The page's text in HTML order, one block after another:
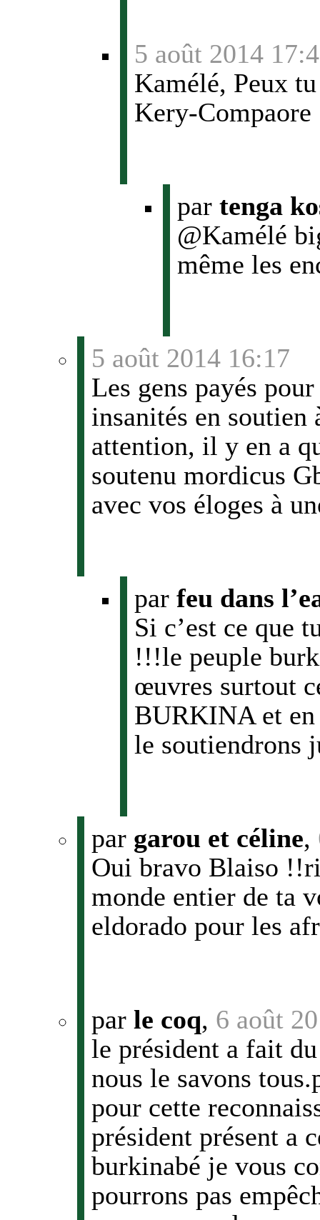
5 août 2014
Kamélé, Peux
Kery-Compaore
par tenga
@Kamélé
même les
5 août 2014 16:17
Les gens payés
insanités en
attention, il y en a
soutenu mordicus
avec vos éloges à
par feu dans
Si c’est ce que
!!!le peuple
œuvres surtout
BURKINA et en
le soutiendrons
par garou et céline,
Oui bravo Blaiso
monde entier de ta
eldorado pour les
par le coq, 6 août
le président a fait
nous le savons
pour cette
président présent a
burkinabé je vous
pourrons pas